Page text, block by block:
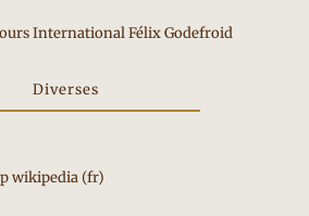
nieuwe
een
tab
International Félix Godefroid
Diverses
wikipedia (fr)